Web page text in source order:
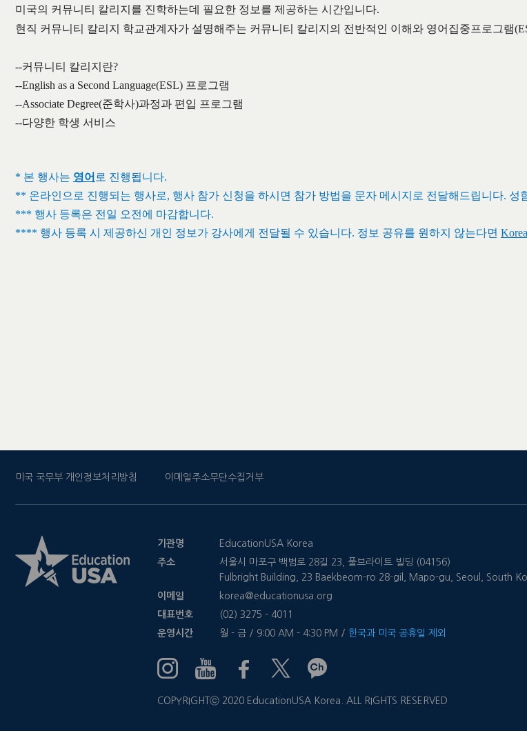
미국의 커뮤니티 칼리지를 진학하는데 필요한 정보를 제공하는 시간입니다.
현직 커뮤니티 칼리지 학교관계자가 설명해주는 커뮤니티 칼리지의 전반적인 이해와 영어집중프로그램
--커뮤니티 칼리지란?
--English as a Second Language(ESL) 프로그램
--Associate Degree(준학사)과정과 편입 프로그램
--다양한 학생 서비스
* 본 행사는 영어 로 진행됩니다.
** 온라인으로 진행되는 행사로, 행사 참가 신청을 하시면 참가 방법을 문자 메시지로 전달해드립니다. 성
*** 행사 등록은 전일 오전에 마감합니다.
**** 행사 등록 시 제공하신 개인 정보가 강사에게 전달될 수 있습니다. 정보 공유를 원하지 않는다면
미국 국무부 개인정보처리방침 이메일주소무단수집거부
기관명
EducationUSA Korea
주소
서울시 마포구 백범로 28길 23, 풀브라이트 빌딩 (04156)
Fulbright Building, 23 Baekbeom-ro 28-gil, Mapo-gu, Seoul, South
이메일
korea@educationusa.org
대표번호
(02) 3275 - 4011
운영시간
월 - 금 / 9:00 AM - 4:30 PM / 한국과 미국 공휴일 제외
COPYRIGHTⓒ 2020 EducationUSA Korea. ALL RIGHTS RESERVED